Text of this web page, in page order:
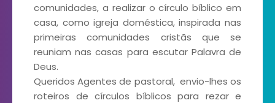
comunidades, a realizar o círculo bíblico em
casa, como igreja doméstica, inspirada nas
primeiras comunidades cristãs que se
reuniam nas casas para escutar Palavra de
Deus.
Queridos Agentes de pastoral, envio-lhes os
roteiros de círculos bíblicos para rezar e